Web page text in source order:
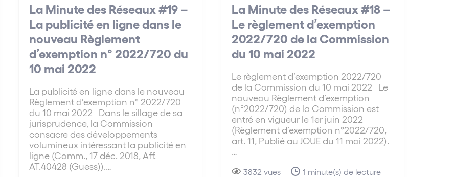
La Minute des Réseaux #19 –
La publicité en ligne dans le
nouveau Règlement
d’exemption n° 2022/720 du
10 mai 2022
La publicité en ligne dans le nouveau
Règlement d’exemption n° 2022/720
du 10 mai 2022 Dans le sillage de sa
jurisprudence, la Commission
consacre des développements
volumineux intéressant la publicité en
ligne (Comm., 17 déc. 2018, Aff.
AT.40428 (Guess)).…
La Minute des Réseaux #18 –
Le règlement d’exemption
2022/720 de la Commission
du 10 mai 2022
Le règlement d’exemption 2022/720
de la Commission du 10 mai 2022 Le
nouveau Règlement d’exemption
(n°2022/720) de la Commission est
entré en vigueur le 1er juin 2022
(Règlement d’exemption n°2022/720,
art. 11, Publié au JOUE du 11 mai 2022).
3832 vues 1 minute(s) de lecture